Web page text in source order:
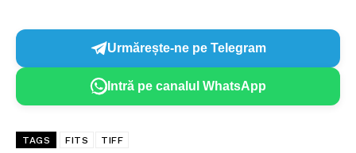
Urmărește-ne pe Telegram
Intră pe canalul WhatsApp
TAGS FITS TIFF